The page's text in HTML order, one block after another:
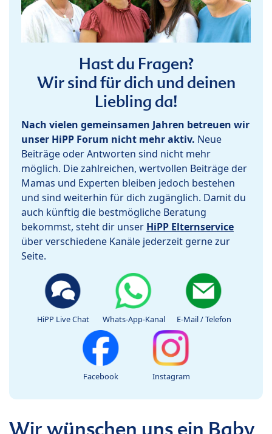
Hast du Fragen?
Wir sind für dich und deinen
Liebling da!
Nach vielen gemeinsamen Jahren betreuen wir
unser HiPP Forum nicht mehr aktiv. Neue
Beiträge oder Antworten sind nicht mehr
möglich. Die zahlreichen, wertvollen Beiträge der
Mamas und Experten bleiben jedoch bestehen
und sind weiterhin für dich zugänglich. Damit du
auch künftig die bestmögliche Beratung
bekommst, steht dir unser HiPP Elternservice
über verschiedene Kanäle jederzeit gerne zur
Seite.
HiPP Live Chat Whats-App-Kanal E-Mail / Telefon
Facebook Instagram
Wir wünschen uns ein Baby